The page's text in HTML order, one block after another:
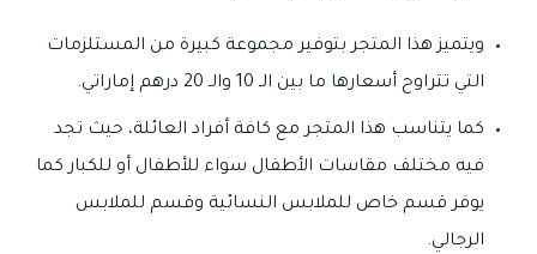
ويتميز هذا المتجر بتوفير مجموعة كبيرة من المستلزمات
التي تتراوح أسعارها ما بين الـ 10 والـ 20 درهم إماراتي.
كما يتناسب هذا المتجر مع كافة أفراد العائلة، حيث تجد
فيه مختلف مقاسات الأطفال سواء للأطفال أو للكبار كما
يوفر قسم خاص للملابس النسائية وقسم للملابس
الرجالي.